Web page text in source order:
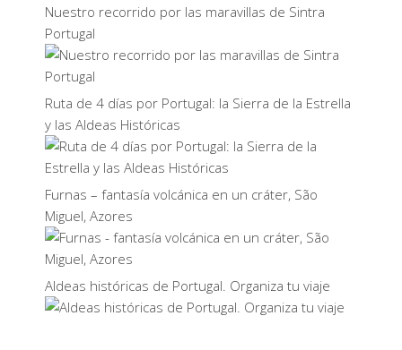
Nuestro recorrido por las maravillas de Sintra
Portugal
Ruta de 4 días por Portugal: la Sierra de la Estrella
y las Aldeas Históricas
Furnas – fantasía volcánica en un cráter, São
Miguel, Azores
Aldeas históricas de Portugal. Organiza tu viaje